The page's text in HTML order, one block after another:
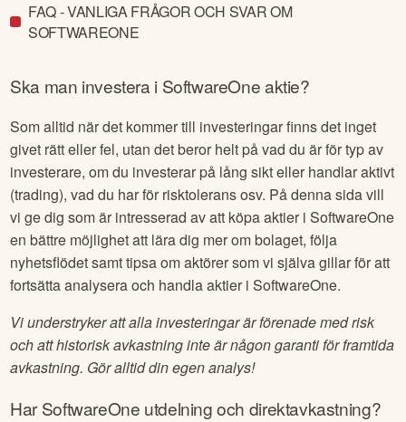
FAQ - VANLIGA FRÅGOR OCH SVAR OM
SOFTWAREONE
Ska man investera i SoftwareOneaktie?
Som alltid när det kommer till investeringar finns det inget
givet rätt eller fel, utan det beror helt på vad du är för typ av
investerare, om du investerar på lång sikt eller handlar aktivt
(trading), vad du har för risktolerans osv. På denna sida vill
vi ge dig som är intresserad av att köpa aktier iSoftwareOne
en bättre möjlighet att lära dig mer om bolaget, följa
nyhetsflödet samt tipsa om aktörer som vi själva gillar för att
fortsätta analysera och handla aktier iSoftwareOne.
Vi understryker att alla investeringar är förenade med risk
och att historisk avkastning inte är någon garanti för framtida
avkastning. Gör alltid din egen analys!
HarSoftwareOne utdelning och direktavkastning?